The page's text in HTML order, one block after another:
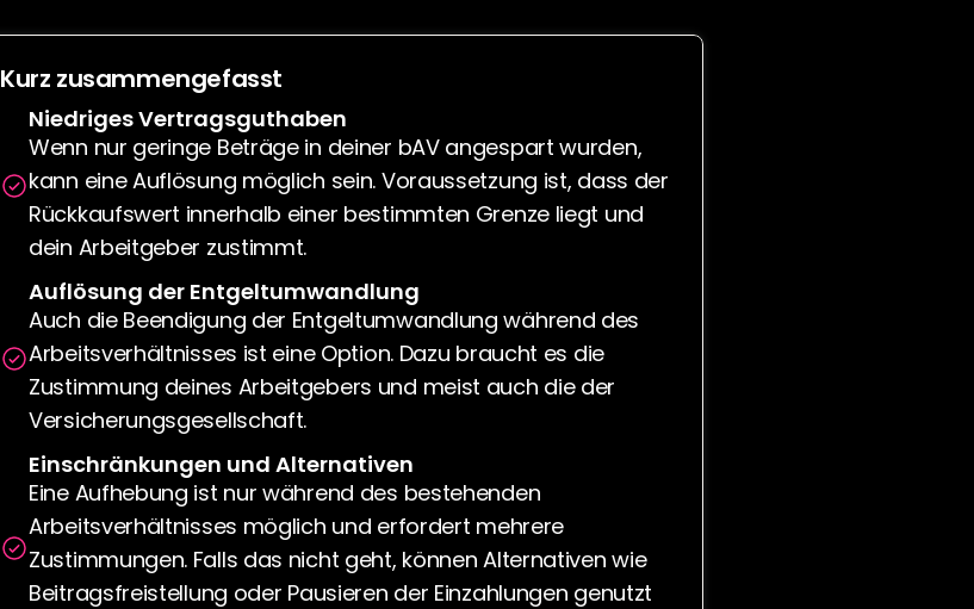
Kurz zusammengefasst
Niedriges Vertragsguthaben
Wenn nur geringe Beträge in deiner bAV angespart wurden,
kann eine Auflösung möglich sein. Voraussetzung ist, dass der
Rückkaufswert innerhalb einer bestimmten Grenze liegt und
dein Arbeitgeber zustimmt.
Auflösung der Entgeltumwandlung
Auch die Beendigung der Entgeltumwandlung während des
Arbeitsverhältnisses ist eine Option. Dazu braucht es die
Zustimmung deines Arbeitgebers und meist auch die der
Versicherungsgesellschaft.
Einschränkungen und Alternativen
Eine Aufhebung ist nur während des bestehenden
Arbeitsverhältnisses möglich und erfordert mehrere
Zustimmungen. Falls das nicht geht, können Alternativen wie
Beitragsfreistellung oder Pausieren der Einzahlungen genutzt